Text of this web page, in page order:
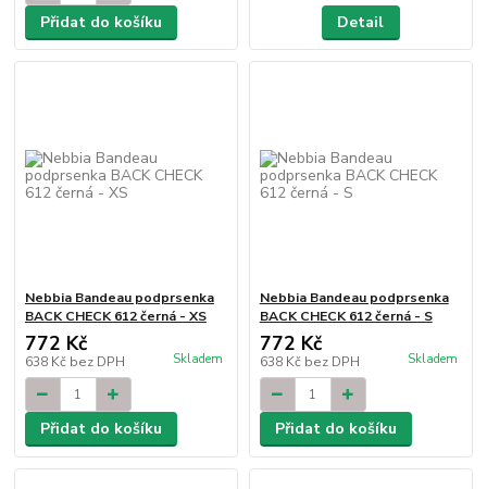
Přidat do košíku Detail
Nebbia Bandeau podprsenka
BACK CHECK 612 černá - XS
772 Kč
638 Kč bez DPH Skladem
Přidat do košíku
Nebbia Bandeau podprsenka
BACK CHECK 612 černá - S
772 Kč
638 Kč bez DPH Skladem
Přidat do košíku